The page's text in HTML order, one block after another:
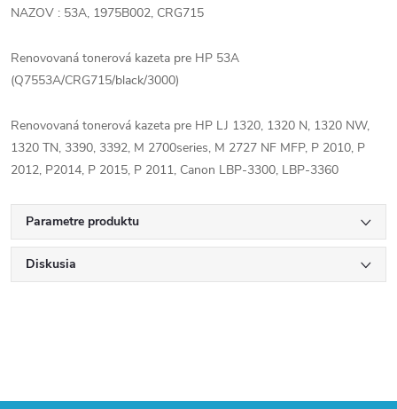
NAZOV : 53A, 1975B002, CRG715
Renovovaná tonerová kazeta pre HP 53A
(Q7553A/CRG715/black/3000)
Renovovaná tonerová kazeta pre HP LJ 1320, 1320 N, 1320 NW,
1320 TN, 3390, 3392, M 2700series, M 2727 NF MFP, P 2010, P
2012, P2014, P 2015, P 2011, Canon LBP-3300, LBP-3360
Parametre produktu
Diskusia